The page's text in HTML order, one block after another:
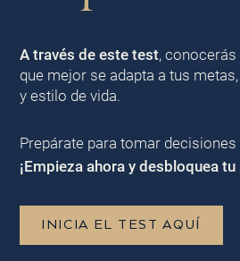
A través de este test, conocerás
que mejor se adapta a tus
y estilo de vida.
Prepárate para tomar
¡Empieza ahora y desbloquea
INICIA EL TEST AQUÍ